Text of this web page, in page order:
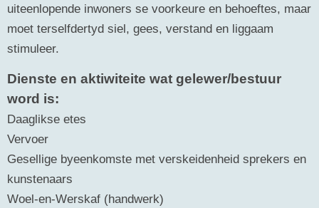
uiteenlopende inwoners se voorkeure en behoeftes, maar
moet terselfdertyd siel, gees, verstand en liggaam
stimuleer.
Dienste en aktiwiteite wat gelewer/bestuur
word is:
Daaglikse etes
Vervoer
Gesellige byeenkomste met verskeidenheid sprekers en
kunstenaars
Woel-en-Werskaf (handwerk)